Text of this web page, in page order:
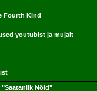
Fourth Kind
youtubist ja mujalt
"Saatanlik Nõid"